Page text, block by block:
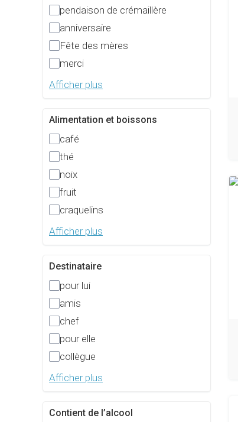
pendaison de crémaillère
anniversaire
Fête des mères
merci
Afficher plus
Alimentation et boissons
café
thé
noix
fruit
craquelins
Afficher plus
Destinataire
pour lui
amis
chef
pour elle
collègue
Afficher plus
Contient de l’alcool